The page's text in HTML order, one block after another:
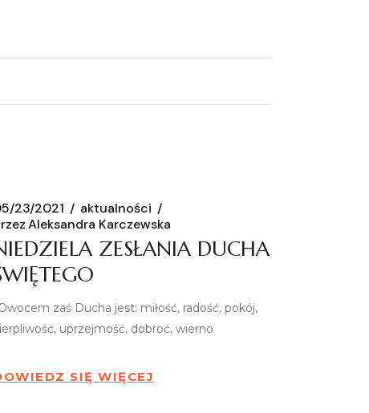
23/2021
aktualności
Aleksandra Karczewska
ZESŁANIA DUCHA
zaś Ducha jest: miłość, radość, pokój,
uprzejmość, dobroć, wierno
SIĘ WIĘCEJ